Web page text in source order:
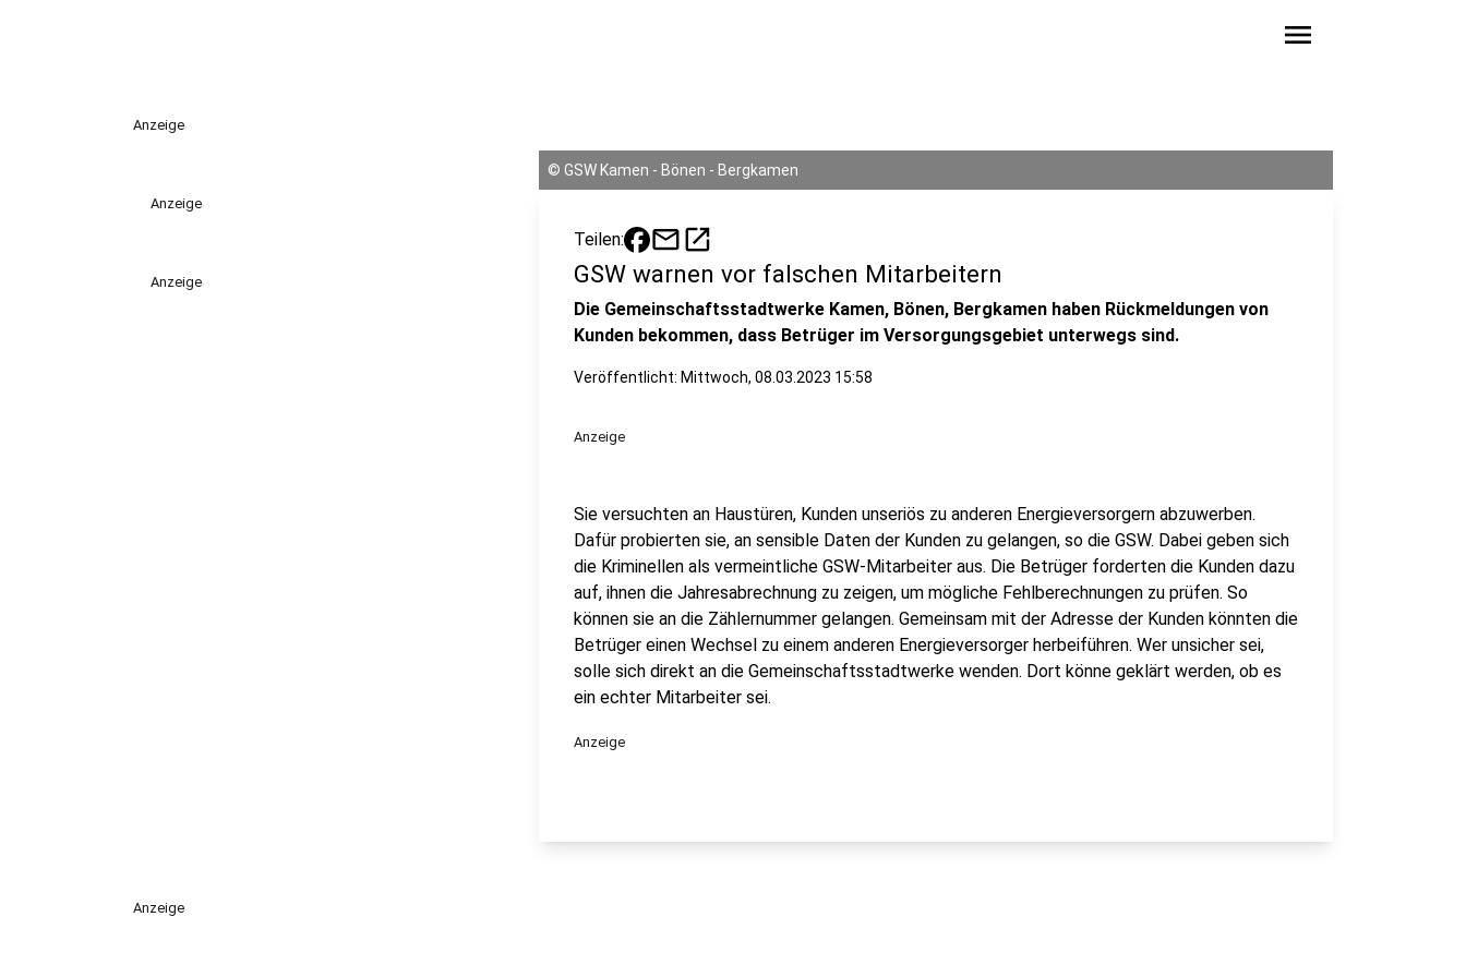
menu
Anzeige
Anzeige
Anzeige
© GSW Kamen - Bönen - Bergkamen
Teilen: mailopen_in_new
GSW warnen vor falschen Mitarbeitern
Die Gemeinschaftsstadtwerke Kamen, Bönen, Bergkamen haben Rückmeldungen von
Kunden bekommen, dass Betrüger im Versorgungsgebiet unterwegs sind.
Veröffentlicht: Mittwoch, 08.03.2023 15:58
Anzeige
Sie versuchten an Haustüren, Kunden unseriös zu anderen Energieversorgern abzuwerben.
Dafür probierten sie, an sensible Daten der Kunden zu gelangen, so die GSW. Dabei geben sich
die Kriminellen als vermeintliche GSW-Mitarbeiter aus. Die Betrüger forderten die Kunden dazu
auf, ihnen die Jahresabrechnung zu zeigen, um mögliche Fehlberechnungen zu prüfen. So
können sie an die Zählernummer gelangen. Gemeinsam mit der Adresse der Kunden könnten die
Betrüger einen Wechsel zu einem anderen Energieversorger herbeiführen. Wer unsicher sei,
solle sich direkt an die Gemeinschaftsstadtwerke wenden. Dort könne geklärt werden, ob es
ein echter Mitarbeiter sei.
Anzeige
Anzeige